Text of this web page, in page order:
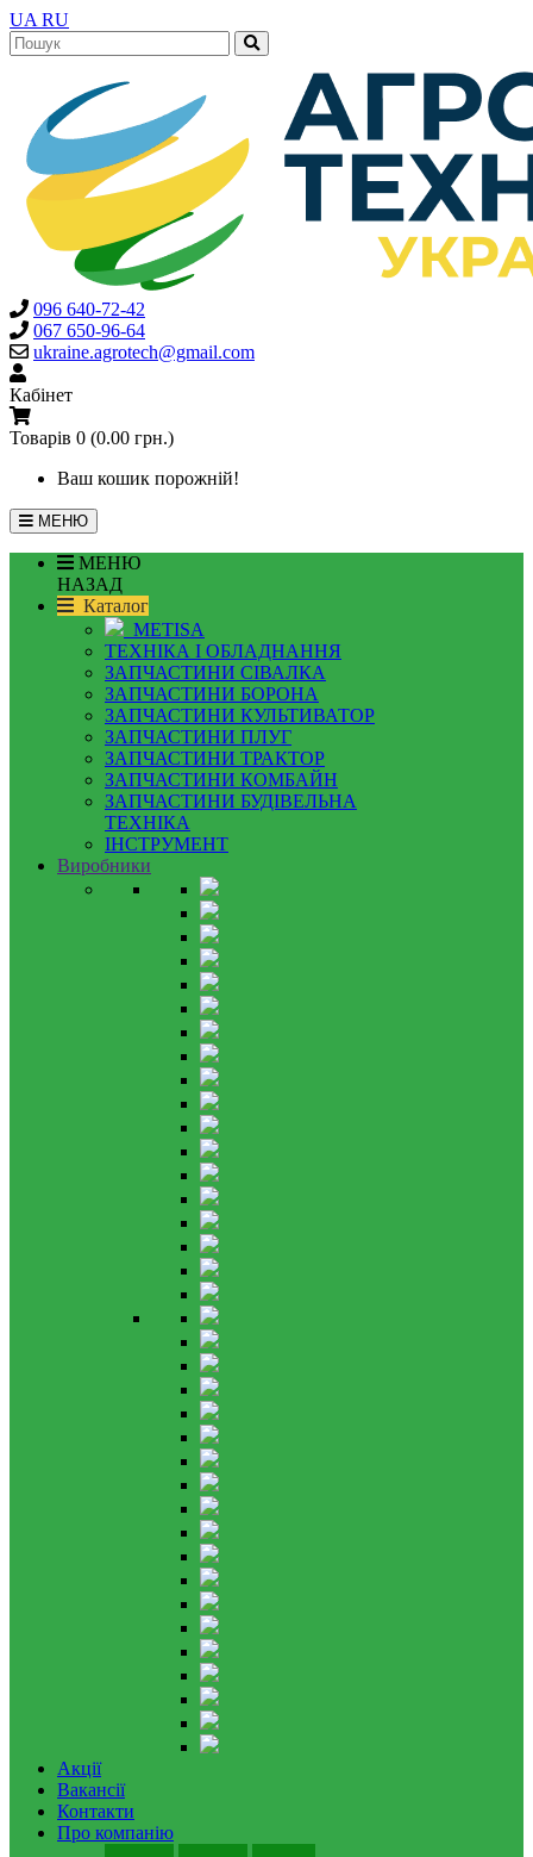
UA RU
096 640-72-42
067 650-96-64
ukraine.agrotech@gmail.com
Кабінет
Товарів 0 (0.00 грн.)
Ваш кошик порожній!
МЕНЮ
МЕНЮ
НАЗАД
Каталог
METISA
ТЕХНІКА І ОБЛАДНАННЯ
ЗАПЧАСТИНИ СІВАЛКА
ЗАПЧАСТИНИ БОРОНА
ЗАПЧАСТИНИ КУЛЬТИВАТОР
ЗАПЧАСТИНИ ПЛУГ
ЗАПЧАСТИНИ ТРАКТОР
ЗАПЧАСТИНИ КОМБАЙН
ЗАПЧАСТИНИ БУДІВЕЛЬНА
ТЕХНІКА
ІНСТРУМЕНТ
Виробники
Акції
Вакансії
Контакти
Про компанію